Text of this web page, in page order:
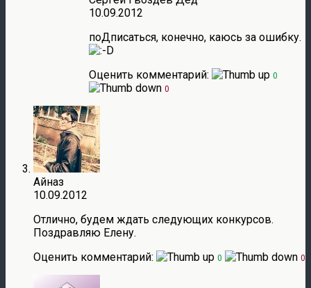
10.09.2012
поДписаться, конечно, каюсь за ошибку.
Оценить комментарий:
0
0
Айназ
10.09.2012
Отлично, будем ждать следующих конкурсов.
Поздравляю Елену.
Оценить комментарий:
0 0